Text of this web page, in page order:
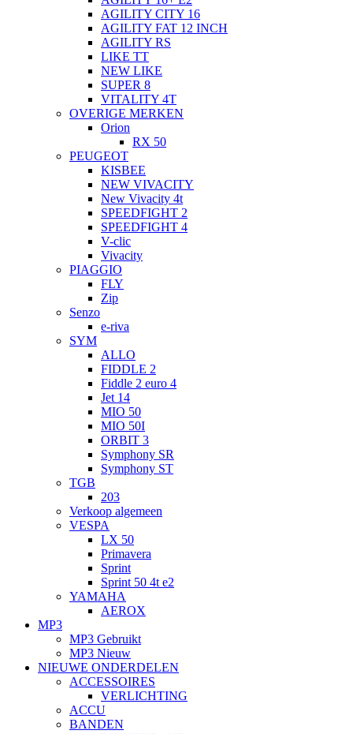
AGILITY CITY 16
AGILITY FAT 12 INCH
AGILITY RS
LIKE TT
NEW LIKE
SUPER 8
VITALITY 4T
OVERIGE MERKEN
Orion
RX 50
PEUGEOT
KISBEE
NEW VIVACITY
New Vivacity 4t
SPEEDFIGHT 2
SPEEDFIGHT 4
V-clic
Vivacity
PIAGGIO
FLY
Zip
Senzo
e-riva
SYM
ALLO
FIDDLE 2
Fiddle 2 euro 4
Jet 14
MIO 50
MIO 50I
ORBIT 3
Symphony SR
Symphony ST
TGB
203
Verkoop algemeen
VESPA
LX 50
Primavera
Sprint
Sprint 50 4t e2
YAMAHA
AEROX
MP3
MP3 Gebruikt
MP3 Nieuw
NIEUWE ONDERDELEN
ACCESSOIRES
VERLICHTING
ACCU
BANDEN